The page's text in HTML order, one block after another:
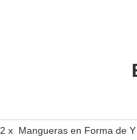
2 x Mangueras en Forma de Y